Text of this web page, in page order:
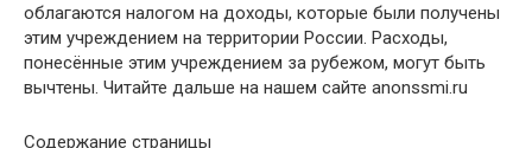
облагаются налогом на доходы, которые были получены
этим учреждением на территории России. Расходы,
понесённые этим учреждением за рубежом, могут быть
вычтены. Читайте дальше на нашем сайте anonssmi.ru
Содержание страницы